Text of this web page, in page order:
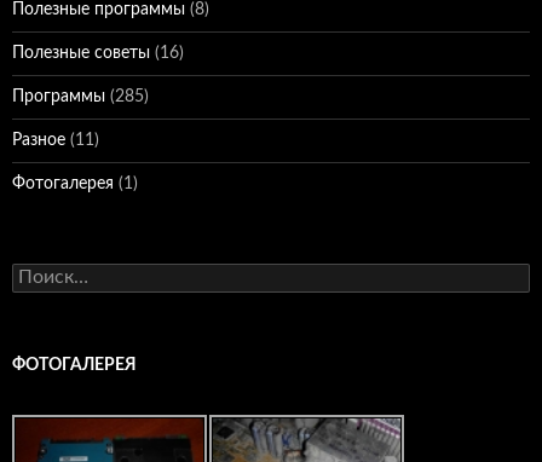
Полезные программы (8)
Полезные советы (16)
Программы (285)
Разное (11)
Фотогалерея (1)
Найти:
ФОТОГАЛЕРЕЯ